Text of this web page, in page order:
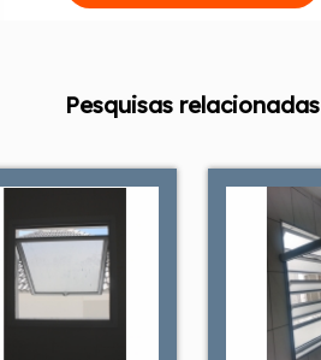
Pesquisas relacionadas